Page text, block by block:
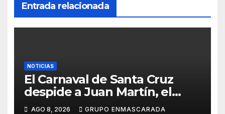
Entrada relacionada
NOTICIAS
El Carnaval de Santa Cruz
despide a Juan Martín, el
inolvidable «Cristóbal Colón»
AGO 8, 2026 GRUPO ENMASCARADA